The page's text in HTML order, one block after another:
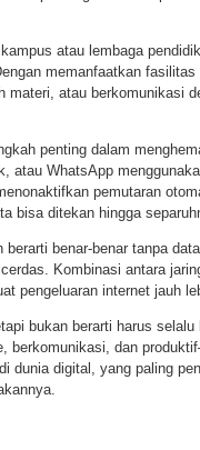
atau lembaga
memanfaatkan
materi, atau berkomunikasi
penting dalam
atau WhatsApp
pemutaran
bisa ditekan hingga
berarti benar-benar tanpa
Kombinasi antara
pengeluaran internet jauh
bukan berarti harus
berkomunikasi, dan
dunia digital, yang paling